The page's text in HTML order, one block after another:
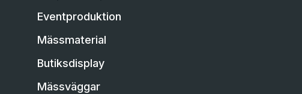
Eventproduktion
Mässmaterial
Butiksdisplay
Mässväggar